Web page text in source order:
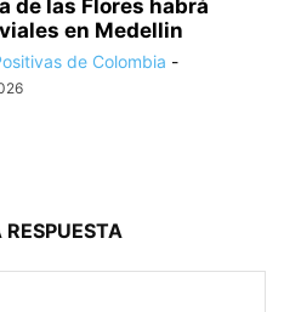
de las Flores habrá
en Medellin
de Colombia -